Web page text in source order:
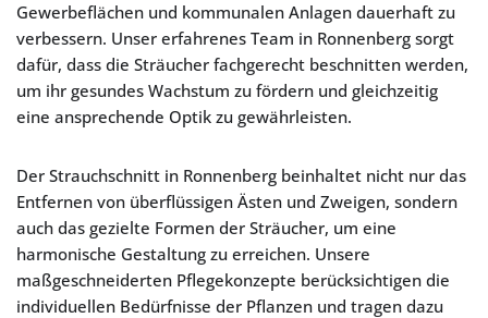
Gewerbeflächen und kommunalen Anlagen dauerhaft zu
verbessern. Unser erfahrenes Team in Ronnenberg sorgt
dafür, dass die Sträucher fachgerecht beschnitten werden,
um ihr gesundes Wachstum zu fördern und gleichzeitig
eine ansprechende Optik zu gewährleisten.
Der Strauchschnitt in Ronnenberg beinhaltet nicht nur das
Entfernen von überflüssigen Ästen und Zweigen, sondern
auch das gezielte Formen der Sträucher, um eine
harmonische Gestaltung zu erreichen. Unsere
maßgeschneiderten Pflegekonzepte berücksichtigen die
individuellen Bedürfnisse der Pflanzen und tragen dazu